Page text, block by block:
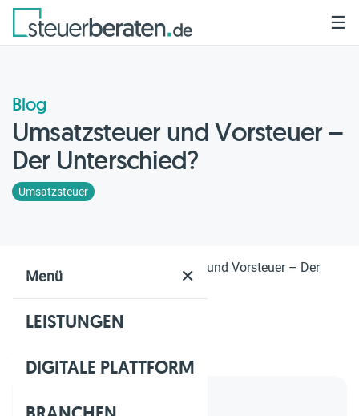
Menü ✕
LEISTUNGEN
DIGITALE PLATTFORM
☰
Blog
Umsatzsteuer und Vorsteuer –
Der Unterschied?
Umsatzsteuer
Home
Umsatzsteuer und Vorsteuer – Der
Unterschied?